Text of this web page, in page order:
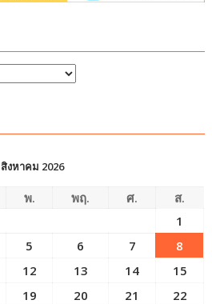
สิงหาคม 2026
พ. พฤ. ศ.
ส.
1
5 6 7
8
12 13 14
15
19 20 21
22